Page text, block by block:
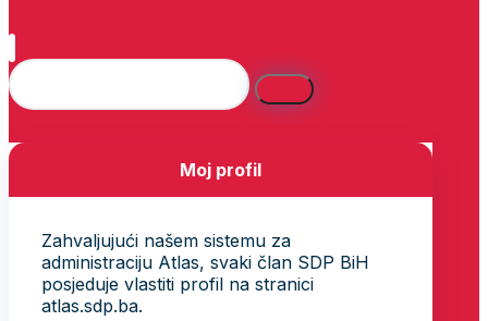
Moj profil
Zahvaljujući našem sistemu za
administraciju Atlas, svaki član SDP BiH
posjeduje vlastiti profil na stranici
atlas.sdp.ba.